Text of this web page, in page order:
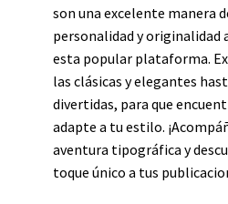
son una excelente manera
personalidad y originalidad
esta popular plataforma.
las clásicas y elegantes
divertidas, para que
adapte a tu estilo.
aventura tipográfica y
toque único a tus